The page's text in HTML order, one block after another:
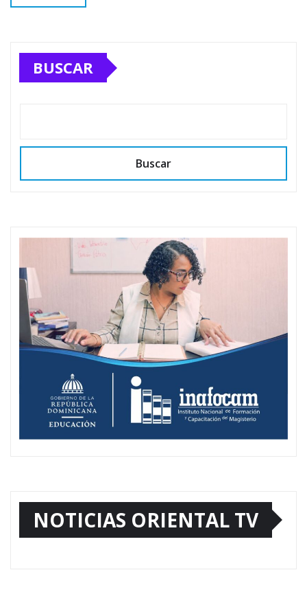
BUSCAR
Buscar
NOTICIAS ORIENTAL TV